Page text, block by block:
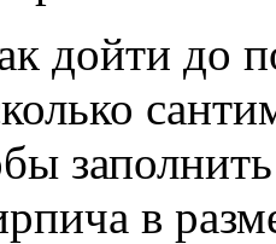
дойти до
в